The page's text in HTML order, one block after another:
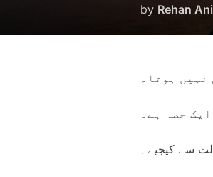
by Rehan
نہیں ہوتا۔
حصہ ہے۔
سے کیجیے۔